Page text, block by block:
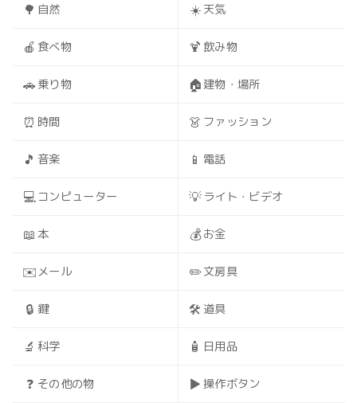
🌳 自然 ☀️ 天気
🍎 食べ物 🍹 飲み物
🚗 乗り物 🏠 建物・場所
⏰ 時間 👗 ファッション
🎵 音楽 📱 電話
💻 コンピューター 💡 ライト・ビデオ
📖 本 💰お金
✉️ メール ✏️文房具
🔒 鍵 🛠️ 道具
🔬 科学 🧴 日用品
❓ その他の物 ▶️ 操作ボタン